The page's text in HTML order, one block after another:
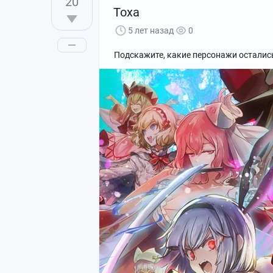
Pixiv
Тоха
5 лет назад 0
Подскажите, какие персонажи